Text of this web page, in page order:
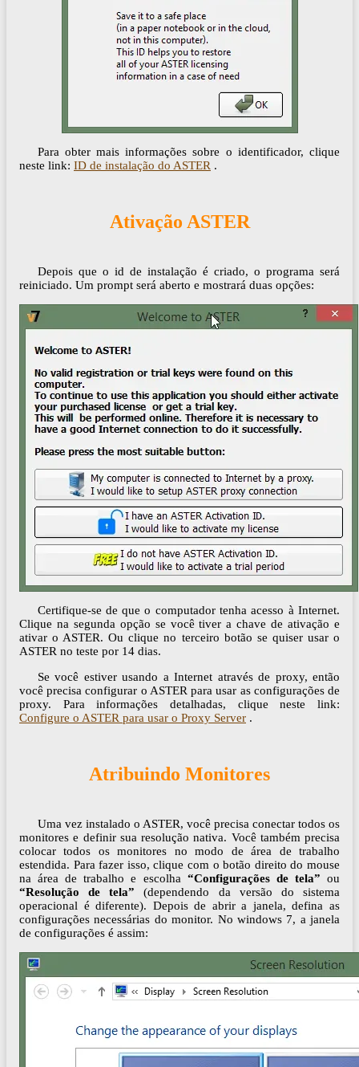
Para obter mais informações sobre o identificador, clique
neste link: ID de instalação do ASTER .
Ativação ASTER
Depois que o id de instalação é criado, o programa será
reiniciado. Um prompt será aberto e mostrará duas opções:
Certifique-se de que o computador tenha acesso à Internet.
Clique na segunda opção se você tiver a chave de ativação e
ativar o ASTER. Ou clique no terceiro botão se quiser usar o
ASTER no teste por 14 dias.
Se você estiver usando a Internet através de proxy, então
você precisa configurar o ASTER para usar as configurações de
proxy. Para informações detalhadas, clique neste link:
Configure o ASTER para usar o Proxy Server .
Atribuindo Monitores
Uma vez instalado o ASTER, você precisa conectar todos os
monitores e definir sua resolução nativa. Você também precisa
colocar todos os monitores no modo de área de trabalho
estendida. Para fazer isso, clique com o botão direito do mouse
na área de trabalho e escolha “Configurações de tela” ou
“Resolução de tela” (dependendo da versão do sistema
operacional é diferente). Depois de abrir a janela, defina as
configurações necessárias do monitor. No windows 7, a janela
de configurações é assim: